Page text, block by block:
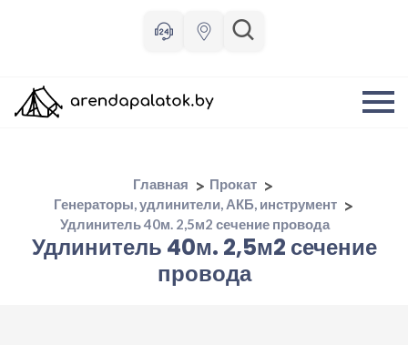
Главная
Прокат
Генераторы, удлинители, АКБ, инструмент
Удлинитель 40м. 2,5м2 сечение провода
Удлинитель 40м. 2,5м2 сечение
провода